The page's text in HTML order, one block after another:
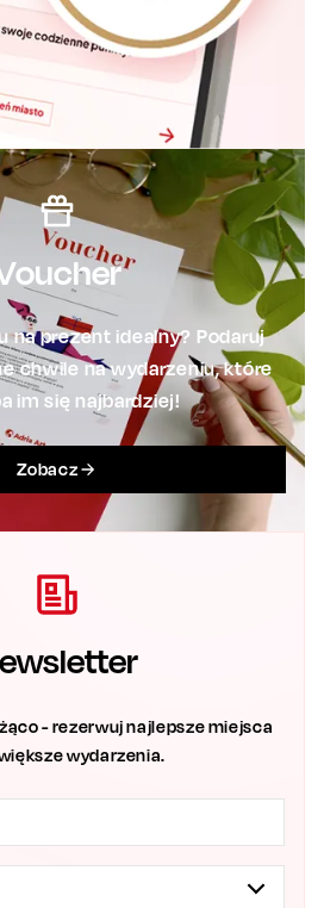
na prezent idealny? Podaruj
chwile na wydarzeniu, które
im się najbardziej!
Zobacz
- rezerwuj najlepsze miejsca
wydarzenia.